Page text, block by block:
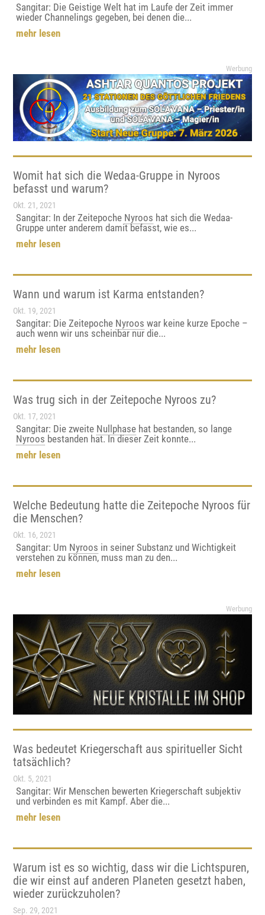
Sangitar: Die Geistige Welt hat im Laufe der Zeit immer
wieder Channelings gegeben, bei denen die...
mehr lesen
Werbung
Womit hat sich die Wedaa-Gruppe in Nyroos
befasst und warum?
Okt. 21, 2021
Sangitar: In der Zeitepoche Nyroos hat sich die Wedaa-
Gruppe unter anderem damit befasst, wie es...
mehr lesen
Wann und warum ist Karma entstanden?
Okt. 19, 2021
Sangitar: Die Zeitepoche Nyroos war keine kurze Epoche –
auch wenn wir uns scheinbar nur die...
mehr lesen
Was trug sich in der Zeitepoche Nyroos zu?
Okt. 17, 2021
Sangitar: Die zweite Nullphase hat bestanden, so lange
Nyroos bestanden hat. In dieser Zeit konnte...
mehr lesen
Welche Bedeutung hatte die Zeitepoche Nyroos für
die Menschen?
Okt. 16, 2021
Sangitar: Um Nyroos in seiner Substanz und Wichtigkeit
verstehen zu können, muss man zu den...
mehr lesen
Werbung
Was bedeutet Kriegerschaft aus spiritueller Sicht
tatsächlich?
Okt. 5, 2021
Sangitar: Wir Menschen bewerten Kriegerschaft subjektiv
und verbinden es mit Kampf. Aber die...
mehr lesen
Warum ist es so wichtig, dass wir die Lichtspuren,
die wir einst auf anderen Planeten gesetzt haben,
wieder zurückzuholen?
Sep. 29, 2021